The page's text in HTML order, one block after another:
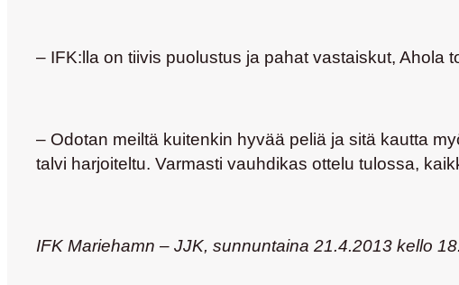
– IFK:lla on tiivis puolustus ja pahat vastaiskut, Ahola
– Odotan meiltä kuitenkin hyvää peliä ja sitä kautta
talvi harjoiteltu. Varmasti vauhdikas ottelu tulossa,
IFK Mariehamn – JJK, sunnuntaina 21.4.2013 kello